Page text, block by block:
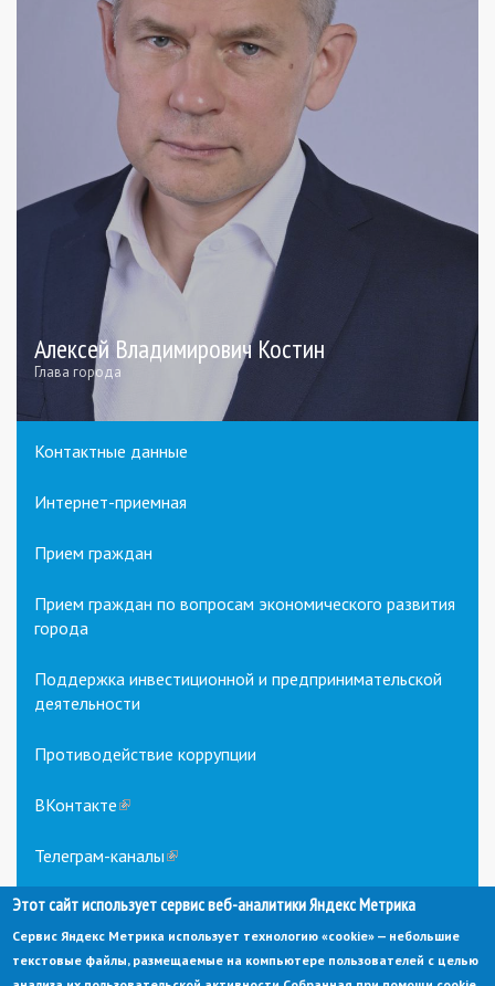
Алексей Владимирович Костин
Глава города
Контактные данные
Интернет-приемная
Прием граждан
Прием граждан по вопросам экономического развития
города
Поддержка инвестиционной и предпринимательской
деятельности
Противодействие коррупции
ВКонтакте(link
external)
Телеграм-каналы(link
external)
Этот сайт использует сервис веб-аналитики Яндекс Метрика
Сервис Яндекс Метрика использует технологию «cookie» — небольшие
текстовые файлы, размещаемые на компьютере пользователей с целью